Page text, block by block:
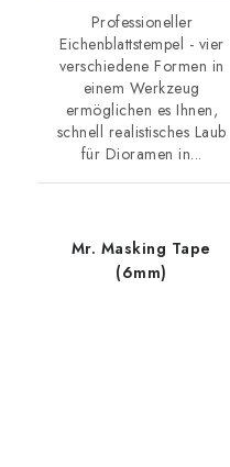
Professioneller
Eichenblattstempel - vier
verschiedene Formen in
einem Werkzeug
ermöglichen es Ihnen,
schnell realistisches Laub
für Dioramen in...
Mr. Masking Tape
(6mm)